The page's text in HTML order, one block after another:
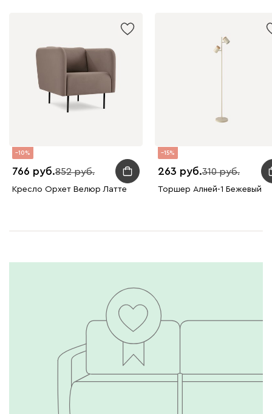
10
766 852
Кресло Орxет Велюр Латте
15
263 310
Торшер Алней-1 Бежевый